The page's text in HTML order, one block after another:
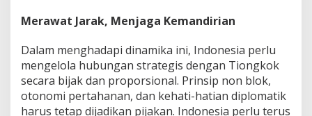
Merawat Jarak, Menjaga Kemandirian
Dalam menghadapi dinamika ini, Indonesia perlu
mengelola hubungan strategis dengan Tiongkok
secara bijak dan proporsional. Prinsip non blok,
otonomi pertahanan, dan kehati-hatian diplomatik
harus tetap dijadikan pijakan. Indonesia perlu terus